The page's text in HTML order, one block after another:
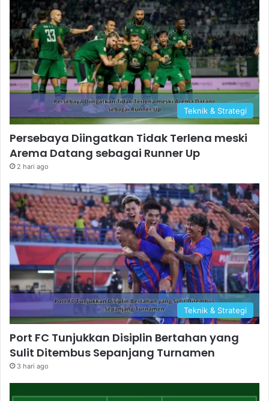
Teknik & Strategi
Persebaya Diingatkan Tidak Terlena meski
Arema Datang sebagai Runner Up
2 hari ago
Teknik & Strategi
Port FC Tunjukkan Disiplin Bertahan yang
Sulit Ditembus Sepanjang Turnamen
3 hari ago